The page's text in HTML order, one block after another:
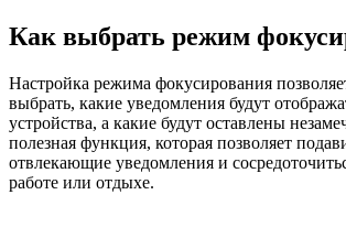
Как выбрать режим
Настройка режима фокусирования
выбрать, какие уведомления будут
устройства, а какие будут оставлены
полезная функция, которая позволяет
отвлекающие уведомления и
работе или отдыхе.